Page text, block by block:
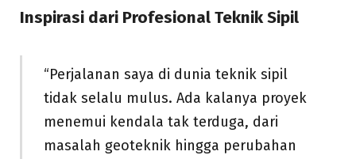
Inspirasi dari Profesional Teknik Sipil
“Perjalanan saya di dunia teknik sipil
tidak selalu mulus. Ada kalanya proyek
menemui kendala tak terduga, dari
masalah geoteknik hingga perubahan